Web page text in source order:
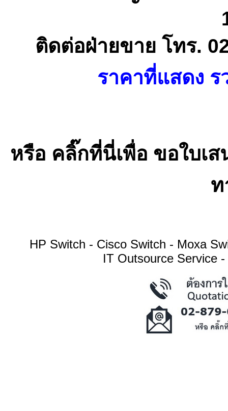
ติดต่อฝ่ายขาย โทร.
ราคาที่แสดง
หรือ คลิ๊กที่นี่เพื่อ ขอใบเ
ท
HP Switch - Cisco Switch - Moxa
IT Outsource Service